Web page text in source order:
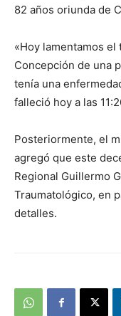
82 años oriunda de
«Hoy lamentamos
Concepción de una
tenía una
falleció hoy a las
Posteriormente, el
agregó que este
Regional Guillermo
Traumatológico, en
detalles.